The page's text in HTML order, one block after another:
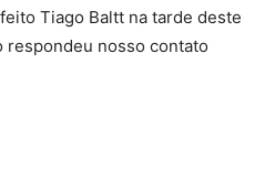
Tiago Baltt na tarde deste
respondeu nosso contato